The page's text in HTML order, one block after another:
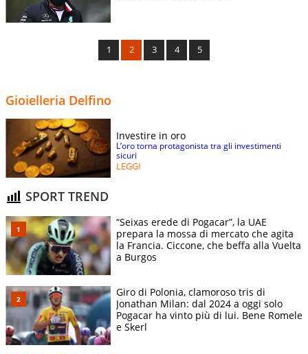
1 2 3 4 5
Gioielleria Delfino
Investire in oro
L’oro torna protagonista tra gli investimenti
sicuri
LEGGI
SPORT TREND
“Seixas erede di Pogacar”, la UAE
prepara la mossa di mercato che agita
la Francia. Ciccone, che beffa alla Vuelta
a Burgos
Giro di Polonia, clamoroso tris di
Jonathan Milan: dal 2024 a oggi solo
Pogacar ha vinto più di lui. Bene Romele
e Skerl